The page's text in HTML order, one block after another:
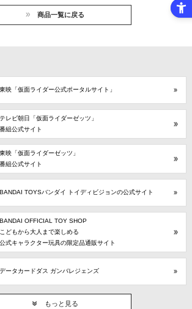
商品一覧に戻る
東映「仮面ライダー公式ポータルサイト」
テレビ朝日「仮面ライダーゼッツ」
番組公式サイト
東映「仮面ライダーゼッツ」
番組公式サイト
BANDAI TOYSバンダイ トイディビジョンの公式サイト
BANDAI OFFICIAL TOY SHOP
こどもから大人まで楽しめる
公式キャラクター玩具の限定品通販サイト
データカードダス ガンバレジェンズ
もっと見る